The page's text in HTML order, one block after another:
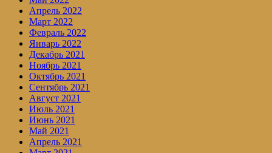
Апрель 2022
Март 2022
Февраль 2022
Январь 2022
Декабрь 2021
Ноябрь 2021
Октябрь 2021
Сентябрь 2021
Август 2021
Июль 2021
Июнь 2021
Май 2021
Апрель 2021